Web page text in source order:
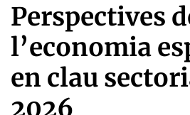
Perspectives
l’economia
en clau
2026